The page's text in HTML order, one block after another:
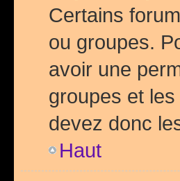
Certains
ou groupes.
avoir une
groupes et
devez donc
Haut